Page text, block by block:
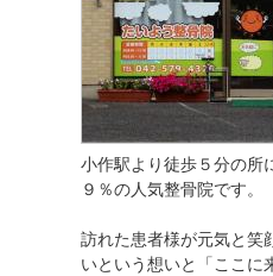
小作駅より徒歩５分の所
９％の人気整骨院です。
訪れた患者様が元気と笑
いという想いと「ここに